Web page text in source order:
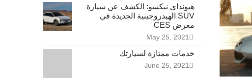
هيونداي نيكسو: الكشف عن سيارة
SUV الهيدروجينية الجديدة في
معرض CES
May 25, 2021
خدمات ممتازة لسيارتك
June 25, 2021